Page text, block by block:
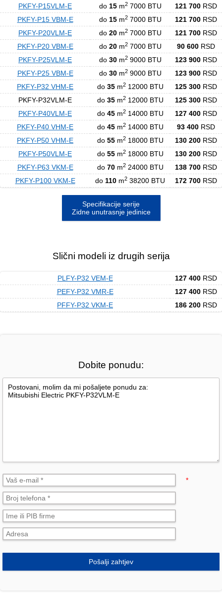
PKFY-P15VLM-E
do 15m2 7000 BTU 121 700 RSD
PKFY-P15 VВM-E
do 15m2 7000 BTU 121 700 RSD
PKFY-P20VLM-E
do 20m2 7000 BTU 121 700 RSD
PKFY-P20 VВM-E
do 20m2 7000 BTU 90 600 RSD
PKFY-P25VLM-E
do 30m2 9000 BTU 123 900 RSD
PKFY-P25 VВM-E
do 30m2 9000 BTU 123 900 RSD
PKFY-P32 VHM-E
do 35m2 12000 BTU 125 300 RSD
PKFY-P32VLM-E
do 35m2 12000 BTU 125 300 RSD
PKFY-P40VLM-E
do 45m2 14000 BTU 127 400 RSD
PKFY-P40 VHM-E
do 45m2 14000 BTU 93 400 RSD
PKFY-P50 VHM-E
do 55m2 18000 BTU 130 200 RSD
PKFY-P50VLM-E
do 55m2 18000 BTU 130 200 RSD
PKFY-P63 VKM-E
do 70m2 24000 BTU 138 700 RSD
PKFY-P100 VKM-E
do 110 m2 38200 BTU 172 700 RSD
Specifikacije serije
Zidne unutrasnje jedinice
Slični modeli iz drugih serija
PLFY-P32 VEM-E 127 400 RSD
PEFY-P32 VMR-E
127 400 RSD
PFFY-P32 VKM-E
186 200 RSD
Dobite ponudu:
*
Pošalji zahtjev